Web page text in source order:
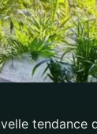
tendance